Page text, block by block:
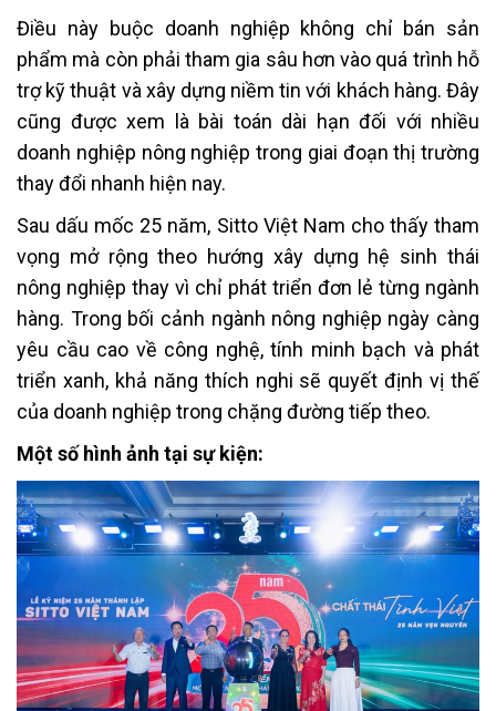
Điều này buộc doanh nghiệp không chỉ bán sản
phẩm mà còn phải tham gia sâu hơn vào quá trình hỗ
trợ kỹ thuật và xây dựng niềm tin với khách hàng. Đây
cũng được xem là bài toán dài hạn đối với nhiều
doanh nghiệp nông nghiệp trong giai đoạn thị trường
thay đổi nhanh hiện nay.
Sau dấu mốc 25 năm, Sitto Việt Nam cho thấy tham
vọng mở rộng theo hướng xây dựng hệ sinh thái
nông nghiệp thay vì chỉ phát triển đơn lẻ từng ngành
hàng. Trong bối cảnh ngành nông nghiệp ngày càng
yêu cầu cao về công nghệ, tính minh bạch và phát
triển xanh, khả năng thích nghi sẽ quyết định vị thế
của doanh nghiệp trong chặng đường tiếp theo.
Một số hình ảnh tại sự kiện: